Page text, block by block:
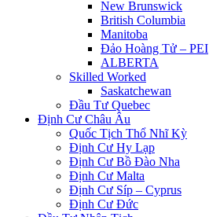
New Brunswick
British Columbia
Manitoba
Đảo Hoàng Tử – PEI
ALBERTA
Skilled Worked
Saskatchewan
Đầu Tư Quebec
Định Cư Châu Âu
Quốc Tịch Thổ Nhĩ Kỳ
Định Cư Hy Lạp
Định Cư Bồ Đào Nha
Định Cư Malta
Định Cư Síp – Cyprus
Định Cư Đức